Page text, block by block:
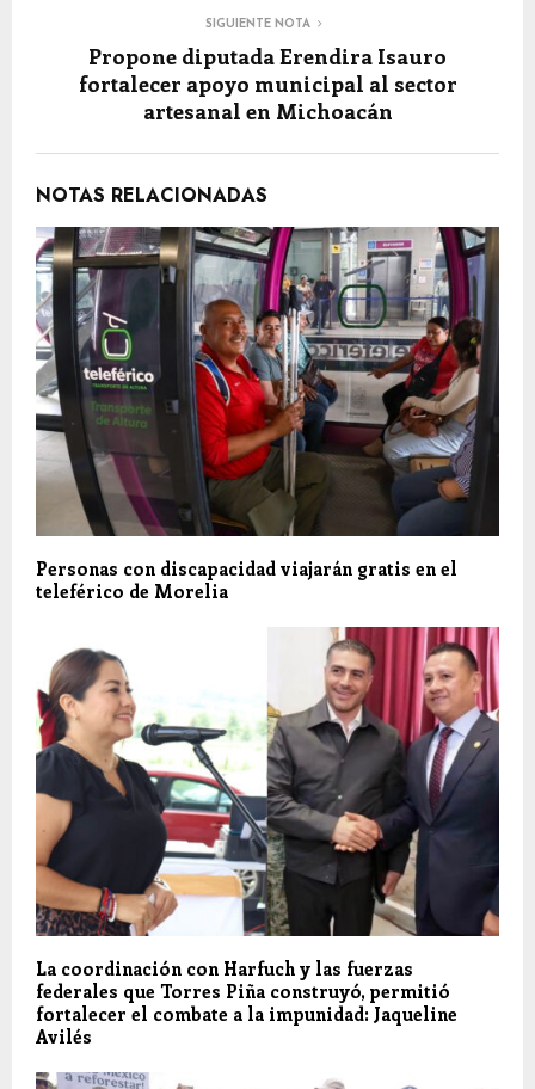
SIGUIENTE NOTA
Propone diputada Erendira Isauro
fortalecer apoyo municipal al sector
artesanal en Michoacán
NOTAS RELACIONADAS
Personas con discapacidad viajarán gratis en el
teleférico de Morelia
La coordinación con Harfuch y las fuerzas
federales que Torres Piña construyó, permitió
fortalecer el combate a la impunidad: Jaqueline
Avilés